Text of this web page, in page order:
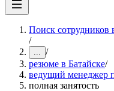
Поиск сотрудников
/
... /
резюме в Батайске/
ведущий менеджер
полная занятость